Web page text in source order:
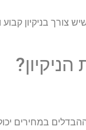
צורך בניקיון